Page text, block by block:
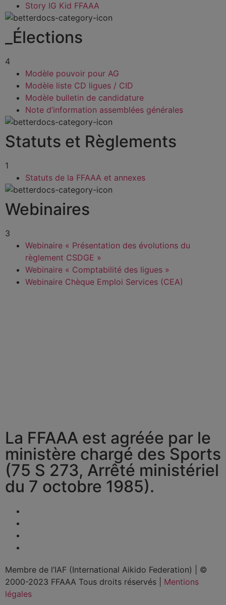
Story IG Kid FFAAA
_Élections
4
Modèle pouvoir pour AG
Modèle liste CD ligues / CID
Modèle bulletin de candidature
Note d’information assemblées générales
Statuts et Règlements
1
Statuts de la FFAAA et annexes
Webinaires
3
Webinaire « Présentation des évolutions du
règlement CSDGE »
Webinaire « Comptabilité des ligues »
Webinaire Chèque Emploi Services (CEA)
La FFAAA est agréée par le
ministère chargé des Sports
(75 S 273, Arrêté ministériel
du 7 octobre 1985).
Membre de l’IAF (International Aikido Federation)
©
2000-2023 FFAAA Tous droits réservés
Mentions
légales